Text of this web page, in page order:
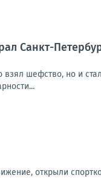
Санкт-
взял шефство, но и
открыли